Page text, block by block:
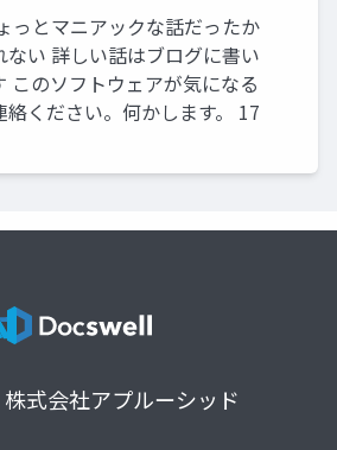
っとマニアックな話だったか
ない 詳しい話はブログに書い
このソフトウェアが気になる
絡ください。何かします。 17
式会社アプルーシッド